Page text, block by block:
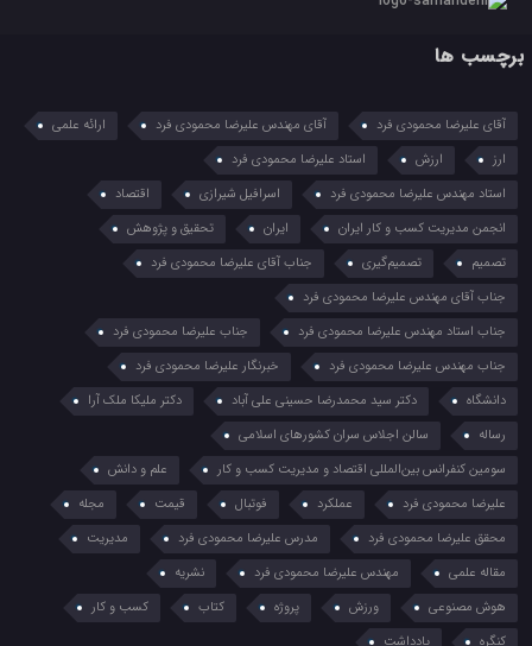
برچسب ها
آقای علیرضا محمودی فرد آقای مهندس علیرضا محمودی فرد
ارائه علمی
ارز
ارزش
استاد علیرضا محمودی فرد
استاد مهندس علیرضا محمودی فرد
اسرافیل شیرازی
اقتصاد
انجمن مدیریت کسب و کار ایران
ایران
تحقیق و پژوهش
تصمیم
تصمیم‌گیری
جناب آقای علیرضا محمودی فرد
جناب آقای مهندس علیرضا محمودی فرد
جناب استاد مهندس علیرضا محمودی فرد
جناب علیرضا محمودی فرد
جناب مهندس علیرضا محمودی فرد
خبرنگار علیرضا محمودی فرد
دانشگاه
دکتر سید محمدرضا حسینی علی آباد
دکتر ملیکا ملک آرا
رساله
سالن اجلاس سران کشورهای اسلامی
سومین کنفرانس بین‌المللی اقتصاد و مدیریت کسب و کار
علم و دانش
علیرضا محمودی فرد
عملکرد فوتبال قیمت
مجله
محقق علیرضا محمودی فرد
مدرس علیرضا محمودی فرد
مدیریت
مقاله علمی
مهندس علیرضا محمودی فرد
نشریه
هوش مصنوعی
ورزش پروژه کتاب
کسب و کار
کنگره
یادداشت